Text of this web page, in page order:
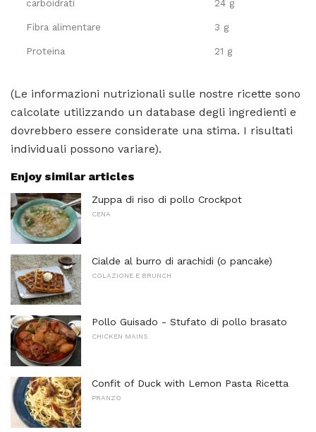
carboidrati 24 g
Fibra alimentare 3 g
Proteina 21 g
(Le informazioni nutrizionali sulle nostre ricette sono
calcolate utilizzando un database degli ingredienti e
dovrebbero essere considerate una stima. I risultati
individuali possono variare).
Enjoy similar articles
Zuppa di riso di pollo Crockpot
CENA
Cialde al burro di arachidi (o pancake)
COLAZIONE E BRUNCH
Pollo Guisado - Stufato di pollo brasato
CHICKEN MAINS
Confit of Duck with Lemon Pasta Ricetta
PRANZO